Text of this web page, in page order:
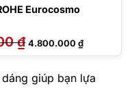
Eurocosmo
₫ Giá
gốc
là:
4.800.000₫Giá
hiện
tại
4.800.000
giúp bạn lựa